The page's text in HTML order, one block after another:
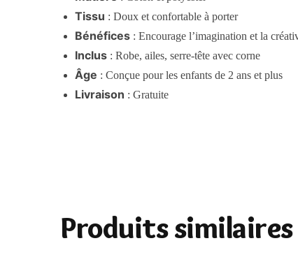
Tissu : Doux et confortable à porter
Bénéfices : Encourage l’imagination et la
Inclus : Robe, ailes, serre-tête avec corne
Âge : Conçue pour les enfants de 2 ans et plus
Livraison : Gratuite
Produits similaires